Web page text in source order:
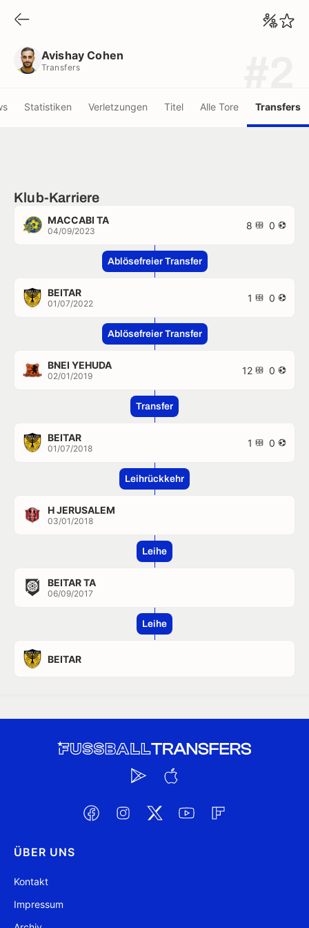
Avishay Cohen
Transfers
Statistiken Verletzungen Titel Alle Tore Transfers
Klub-Karriere
MACCABI TA
04/09/2023 8 0
Ablösefreier Transfer
BEITAR
01/07/2022 1 0
Ablösefreier Transfer
BNEI YEHUDA
02/01/2019 12 0
Transfer
BEITAR
01/07/2018 1 0
Leihrückkehr
H JERUSALEM
03/01/2018
Leihe
BEITAR TA
06/09/2017
Leihe
BEITAR
ÜBER UNS
Kontakt
Impressum